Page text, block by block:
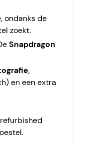
ondanks de
zoekt.
Snapdragon
,
en een extra